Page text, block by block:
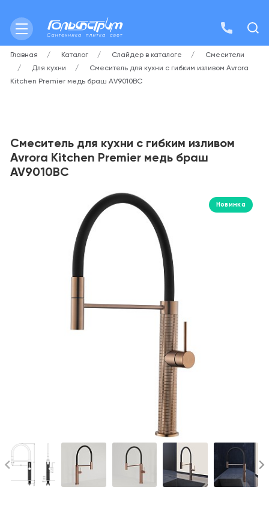
Главная Каталог Слайдер в каталоге
Смесители
Для кухни
Смеситель для кухни с гибким изливом Avrora
Kitchen Premier медь браш AV9010BC
Смеситель для кухни с гибким изливом
Avrora Kitchen Premier медь браш
AV9010BC
Новинка